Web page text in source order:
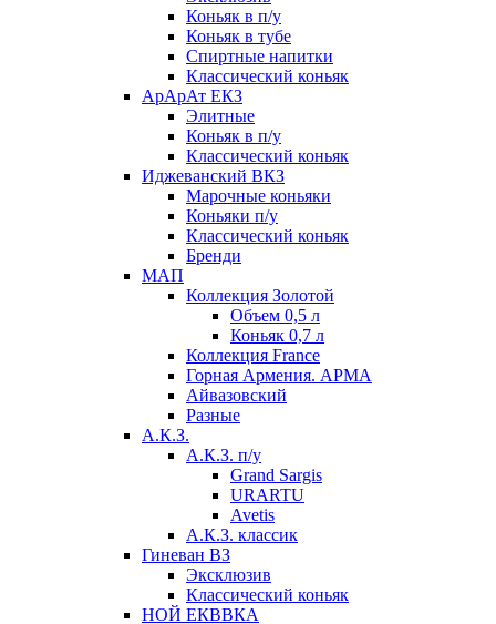
Коньяк в п/у
Коньяк в тубе
Спиртные напитки
Классический коньяк
АрАрАт ЕКЗ
Элитные
Коньяк в п/у
Классический коньяк
Иджеванский ВКЗ
Марочные коньяки
Коньяки п/у
Классический коньяк
Бренди
МАП
Коллекция Золотой
Объем 0,5 л
Коньяк 0,7 л
Коллекция France
Горная Армения. АРМА
Айвазовский
Разные
А.К.З.
А.К.З. п/у
Grand Sargis
URARTU
Avetis
А.К.З. классик
Гиневан ВЗ
Эксклюзив
Классический коньяк
НОЙ ЕКВВКА